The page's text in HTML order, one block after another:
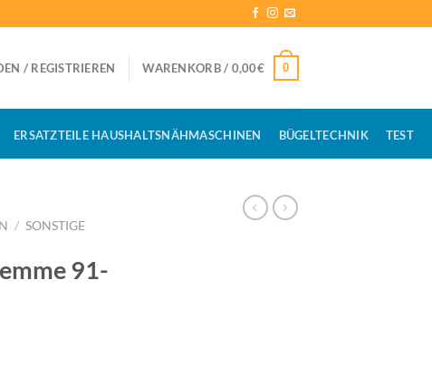
/ REGISTRIEREN WARENKORB / 0,00€ 0
ERSATZTEILE HAUSHALTSNÄHMASCHINEN BÜGELTECHNIK TEST
/ SONSTIGE
91-